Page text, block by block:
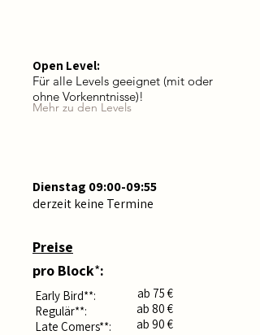
Open Level:
Für alle Levels geeignet (mit oder
ohne Vorkenntnisse)!
Mehr zu den Levels
Dienstag 09:00-09:55
derzeit keine Termine
Preise
pro Block*:
Early Bird**:
Regulär**:
Late Comers**:
ab 75 €
ab 80 €
ab 90 €